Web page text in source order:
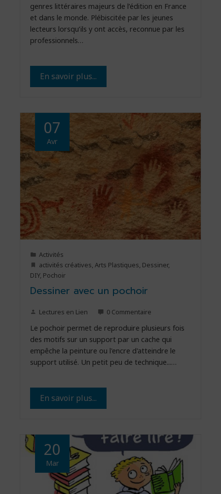
genres littéraires majeurs de l’édition en France
et dans le monde. Plébiscitée par les jeunes
lecteurs lorsqu’ils y ont accès, reconnue par les
professionnels…
En savoir plus...
07
Avr
Activités
activités créatives, Arts Plastiques, Dessiner,
DIY, Pochoir
Dessiner avec un pochoir
Lectures en Lien 0 Commentaire
Le pochoir permet de reproduire plusieurs fois
des motifs sur un support par un cache qui
empêche la peinture ou l'encre d'atteindre le
support utilisé. Un petit peu de technique...…
En savoir plus...
20
Mar